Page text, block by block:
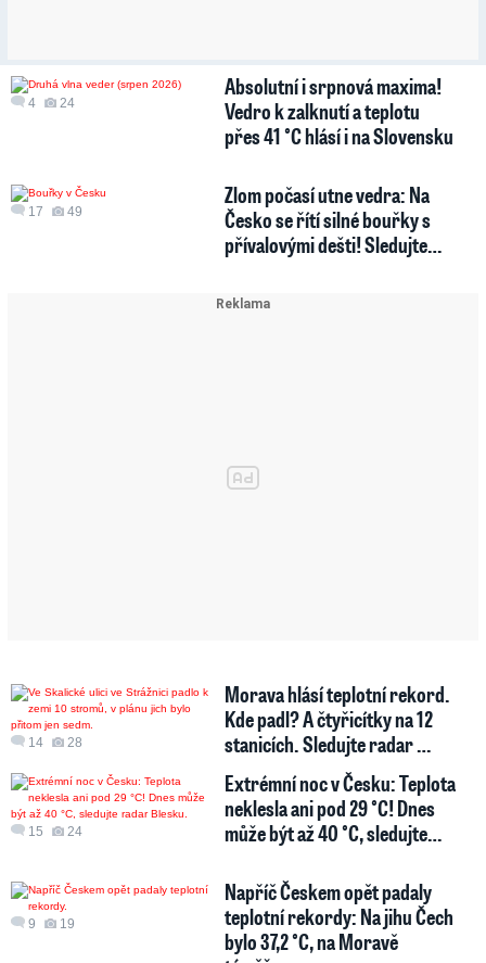
4 24
Absolutní i srpnová maxima!
Vedro k zalknutí a teplotu
přes 41 °C hlásí i na Slovensku
17 49
Zlom počasí utne vedra: Na
Česko se řítí silné bouřky s
přívalovými dešti! Sledujte…
14 28
Morava hlásí teplotní rekord.
Kde padl? A čtyřicítky na 12
stanicích. Sledujte radar …
15 24
Extrémní noc v Česku: Teplota
neklesla ani pod 29 °C! Dnes
může být až 40 °C, sledujte…
9 19
Napříč Českem opět padaly
teplotní rekordy: Na jihu Čech
bylo 37,2 °C, na Moravě